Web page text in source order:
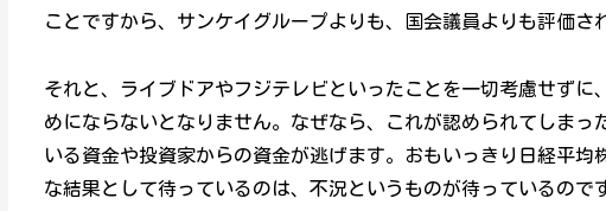
ことですから、サンケイグループよりも、国会議員よりも評価さ
それと、ライブドアやフジテレビといったことを一切考慮せず
めにならないとなりません。なぜなら、これが認められてしま
いる資金や投資家からの資金が逃げます。おもいっきり日経平
な結果として待っているのは、不況というものが待っているので